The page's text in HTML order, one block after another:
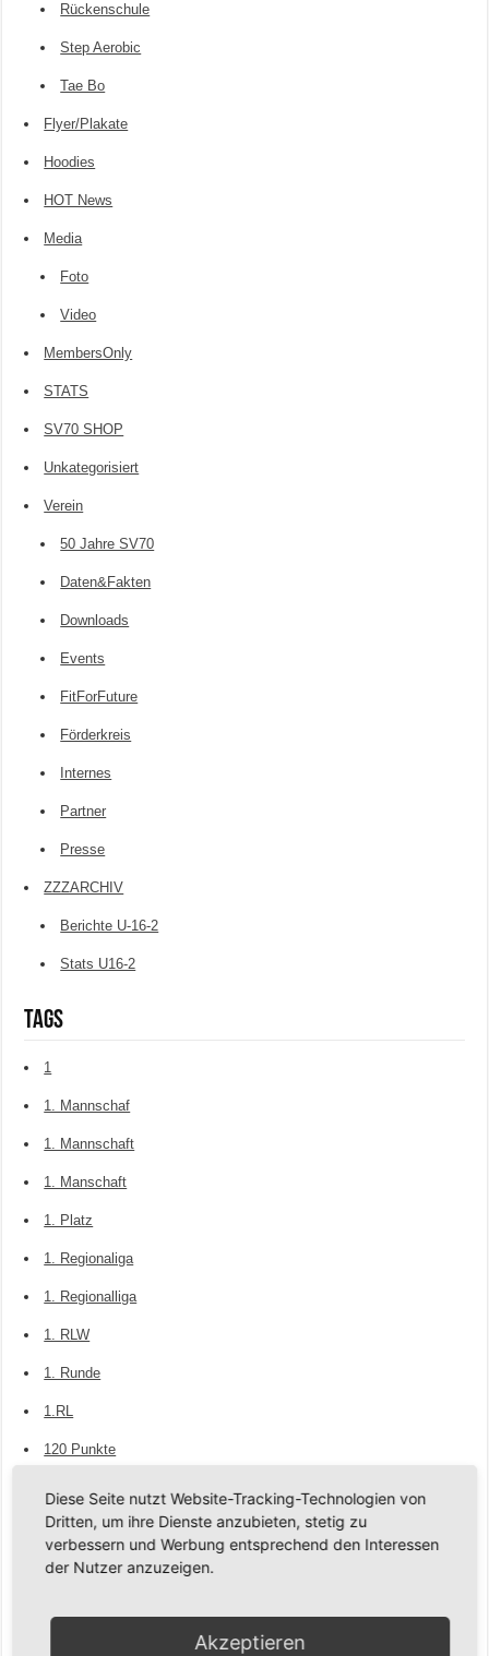
Rückenschule
Step Aerobic
Tae Bo
Flyer/Plakate
Hoodies
HOT News
Media
Foto
Video
MembersOnly
STATS
SV70 SHOP
Unkategorisiert
Verein
50 Jahre SV70
Daten&Fakten
Downloads
Events
FitForFuture
Förderkreis
Internes
Partner
Presse
ZZZARCHIV
Berichte U-16-2
Stats U16-2
Tags
1
1. Mannschaf
1. Mannschaft
1. Manschaft
1. Platz
1. Regionaliga
1. Regionalliga
1. RLW
1. Runde
1.RL
120 Punkte
2. Mansnchaft
2023-2024
Diese Seite nutzt Website-Tracking-Technologien von
Dritten, um ihre Dienste anzubieten, stetig zu
verbessern und Werbung entsprechend den Interessen
der Nutzer anzuzeigen.
Akzeptieren